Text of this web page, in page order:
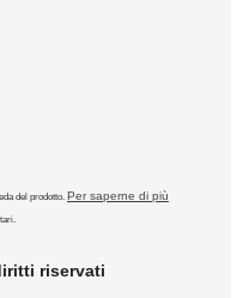
del prodotto. Per saperne di più
riservati